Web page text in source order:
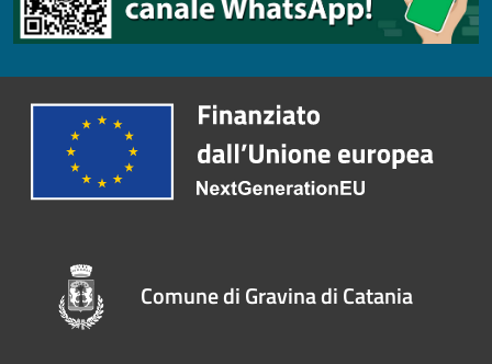
Comune di Gravina di Catania